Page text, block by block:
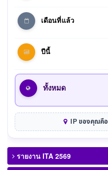
เดือนที่แล้ว
ปีนี้
ทั้งหมด
IP ของคุณคือ
รายงาน ITA 2569